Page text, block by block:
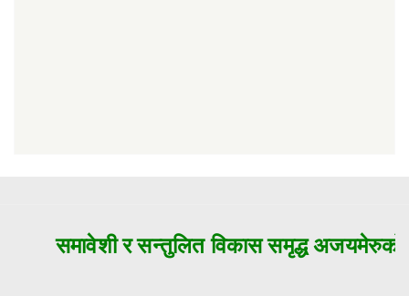
समावेशी र सन्तुलित विकास समृद्ध अजयमेरुको